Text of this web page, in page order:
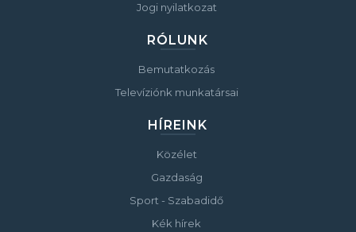
Jogi nyilatkozat
RÓLUNK
Bemutatkozás
Televíziónk munkatársai
HÍREINK
Közélet
Gazdaság
Sport - Szabadidő
Kék hírek